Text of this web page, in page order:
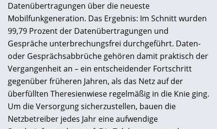
Datenübertragungen über die neueste
Mobilfunkgeneration. Das Ergebnis: Im Schnitt wurden
99,79 Prozent der Datenübertragungen und
Gespräche unterbrechungsfrei durchgeführt. Daten-
oder Gesprächsabbrüche gehören damit praktisch der
Vergangenheit an – ein entscheidender Fortschritt
gegenüber früheren Jahren, als das Netz auf der
überfüllten Theresienwiese regelmäßig in die Knie ging.
Um die Versorgung sicherzustellen, bauen die
Netzbetreiber jedes Jahr eine aufwendige